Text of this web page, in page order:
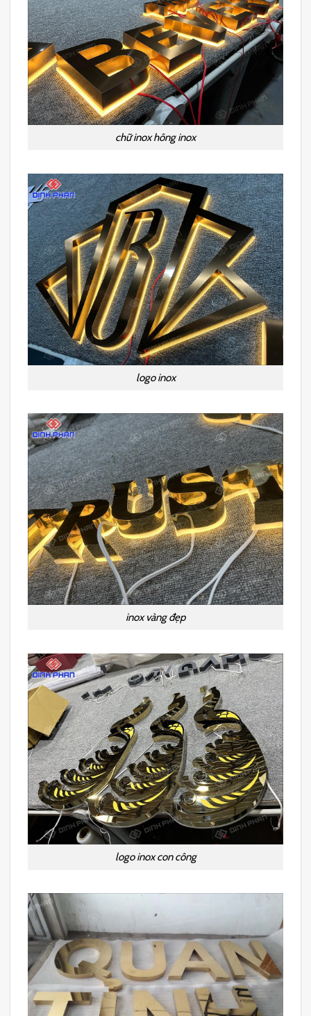
chữ inox hông inox
logo inox
inox vàng đẹp
logo inox con công